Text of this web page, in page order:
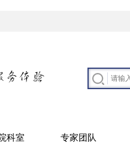
科室 专家团队